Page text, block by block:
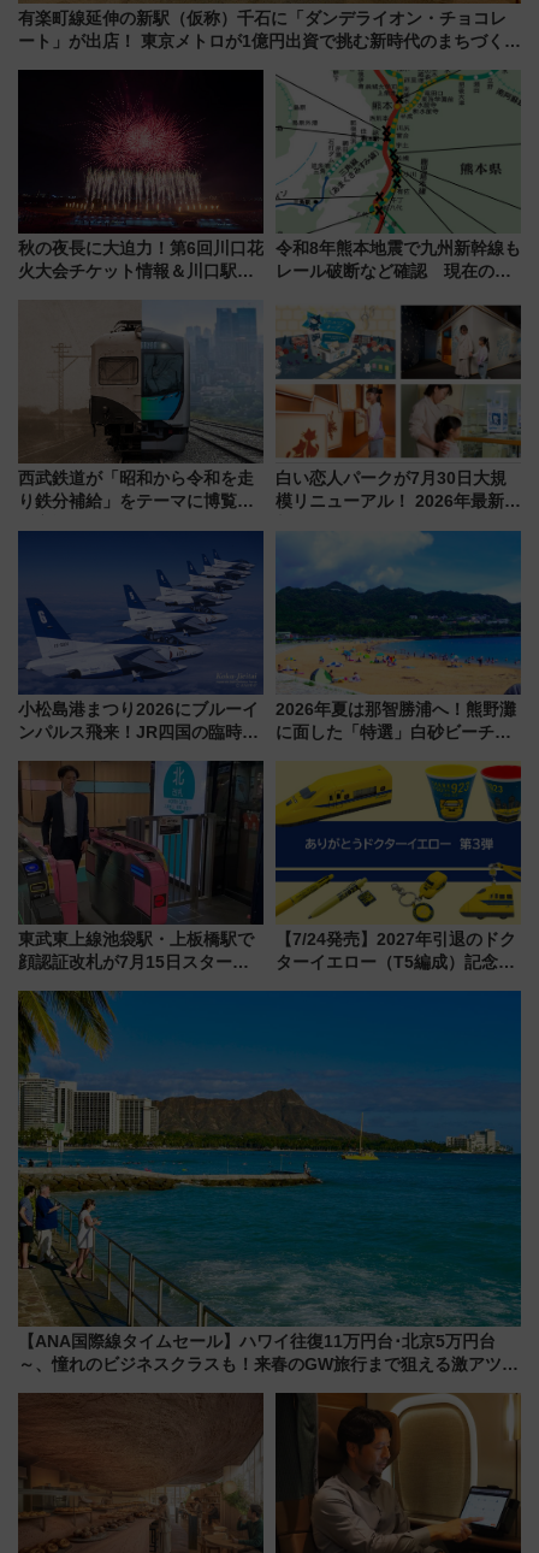
有楽町線延伸の新駅（仮称）千石に「ダンデライオン・チョコレ
ート」が出店！ 東京メトロが1億円出資で挑む新時代のまちづくり
秋の夜長に大迫力！第6回川口花
火大会チケット情報＆川口駅か
令和8年熊本地震で九州新幹線も
レール破断など確認 現在の運
西武鉄道が「昭和から令和を走
り鉄分補給」をテーマに博覧会
験ブースも アクセスや申込方法
白い恋人パークが7月30日大規
模リニューアル！ 2026年最新の
と料金・アクセスを徹底解説
（札幌市）
小松島港まつり2026にブルーイ
ンパルス飛来！JR四国の臨時ダ
2026年夏は那智勝浦へ！熊野灘
に面した「特選」白砂ビーチは
会」は8月11日開催！
東武東上線池袋駅・上板橋駅で
顔認証改札が7月15日スター
でシームレスに
【7/24発売】2027年引退のドク
ターイエロー（T5編成）記念グ
【ANA国際線タイムセール】ハワイ往復11万円台･北京5万円台
～、憧れのビジネスクラスも！来春のGW旅行まで狙える激アツ路